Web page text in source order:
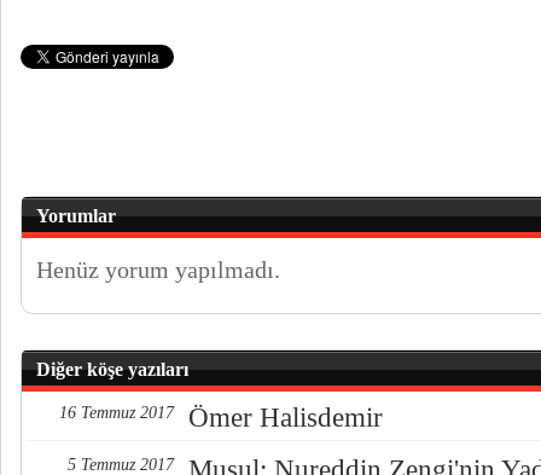
Yorumlar
Henüz yorum yapılmadı.
Diğer köşe yazıları
16 Temmuz 2017 Ömer Halisdemir
5 Temmuz 2017